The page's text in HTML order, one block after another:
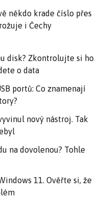
někdo krade číslo přes
i Čechy
disk? Zkontrolujte si ho
o data
portů: Co znamenají
nový nástroj. Tak
na dovolenou? Tohle
11. Ověřte si, že